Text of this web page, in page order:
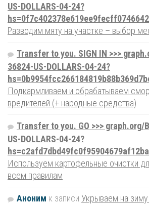
US-DOLLARS-04-24?
Разводим мяту на участке – выбор
Transfer to you. SIGN IN >>>
36824-US-DOLLARS-04-24?
Подкармливаем и обрабатываем
вредителей (+ народные средства)
Transfer to you. GO >>> graph.org/
US-DOLLARS-04-24?
Используем картофельные очистки
всем правилам
Аноним к записи Укрываем на